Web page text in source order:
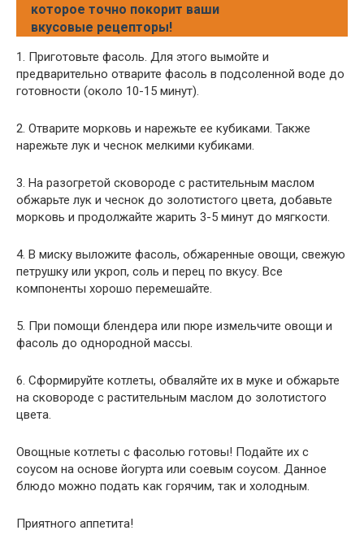
которое точно покорит ваши
вкусовые рецепторы!
1. Приготовьте фасоль. Для этого вымойте и
предварительно отварите фасоль в подсоленной воде до
готовности (около 10-15 минут).
2. Отварите морковь и нарежьте ее кубиками. Также
нарежьте лук и чеснок мелкими кубиками.
3. На разогретой сковороде с растительным маслом
обжарьте лук и чеснок до золотистого цвета, добавьте
морковь и продолжайте жарить 3-5 минут до мягкости.
4. В миску выложите фасоль, обжаренные овощи, свежую
петрушку или укроп, соль и перец по вкусу. Все
компоненты хорошо перемешайте.
5. При помощи блендера или пюре измельчите овощи и
фасоль до однородной массы.
6. Сформируйте котлеты, обваляйте их в муке и обжарьте
на сковороде с растительным маслом до золотистого
цвета.
Овощные котлеты с фасолью готовы! Подайте их с
соусом на основе йогурта или соевым соусом. Данное
блюдо можно подать как горячим, так и холодным.
Приятного аппетита!